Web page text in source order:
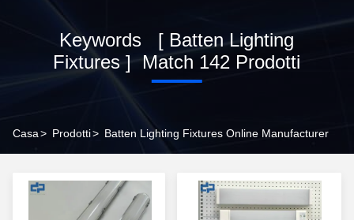
Keywords [ Batten Lighting
Fixtures ] Match 142 Prodotti
Casa> Prodotti> Batten Lighting Fixtures Online Manufacturer